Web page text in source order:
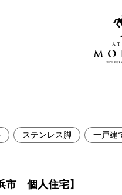
宿ギャラリー
ステンレス脚 一戸建
市 個人住宅】